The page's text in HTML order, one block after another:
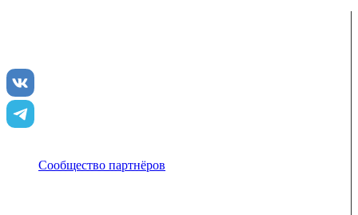
Сообщество партнёров